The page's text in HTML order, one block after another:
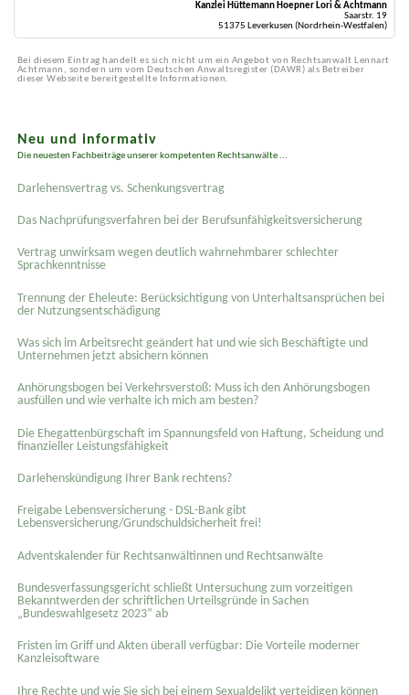
Kanzlei Hüttemann Hoepner Lori & Achtmann
Saarstr. 19
51375 Leverkusen (Nordrhein-Westfalen)
Bei diesem Eintrag handelt es sich nicht um ein Angebot von Rechtsanwalt Lennart
Achtmann, sondern um vom Deutschen Anwaltsregister (DAWR) als Betreiber
dieser Webseite bereitgestellte Informationen.
Neu und informativ
Die neuesten Fachbeiträge unserer kompetenten Rechtsanwälte ...
Darlehensvertrag vs. Schenkungsvertrag
Das Nachprüfungsverfahren bei der Berufsunfähigkeitsversicherung
Vertrag unwirksam wegen deutlich wahrnehmbarer schlechter
Sprachkenntnisse
Trennung der Eheleute: Berücksichtigung von Unterhaltsansprüchen bei
der Nutzungsentschädigung
Was sich im Arbeitsrecht geändert hat und wie sich Beschäftigte und
Unternehmen jetzt absichern können
Anhörungsbogen bei Verkehrsverstoß: Muss ich den Anhörungsbogen
ausfüllen und wie verhalte ich mich am besten?
Die Ehegattenbürgschaft im Spannungsfeld von Haftung, Scheidung und
finanzieller Leistungsfähigkeit
Darlehenskündigung Ihrer Bank rechtens?
Freigabe Lebensversicherung - DSL-Bank gibt
Lebensversicherung/Grundschuldsicherheit frei!
Adventskalender für Rechtsanwältinnen und Rechtsanwälte
Bundesverfassungsgericht schließt Untersuchung zum vorzeitigen
Bekanntwerden der schriftlichen Urteilsgründe in Sachen
„Bundeswahlgesetz 2023“ ab
Fristen im Griff und Akten überall verfügbar: Die Vorteile moderner
Kanzleisoftware
Ihre Rechte und wie Sie sich bei einem Sexual­delikt verteidigen können